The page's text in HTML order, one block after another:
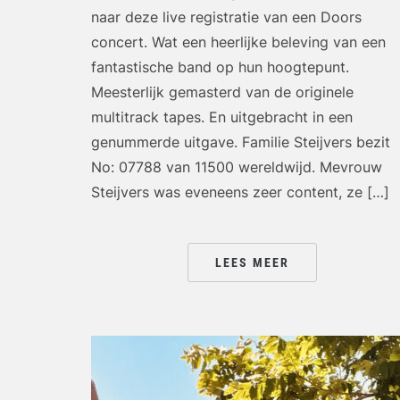
naar deze live registratie van een Doors
concert. Wat een heerlijke beleving van een
fantastische band op hun hoogtepunt.
Meesterlijk gemasterd van de originele
multitrack tapes. En uitgebracht in een
genummerde uitgave. Familie Steijvers bezit
No: 07788 van 11500 wereldwijd. Mevrouw
Steijvers was eveneens zeer content, ze […]
LEES MEER